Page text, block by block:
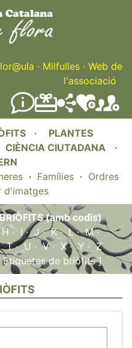
Skip
content
· Milfulles · Web de
l'associació
· PLANTES
CIÈNCIA CIUTADANA ·
· Famílies· Ordres
d'imatges
(amb codis)
H · I·J·K·L·M·
T·U ·V· X·Y ·Z
Etiquetes de briòfits ]